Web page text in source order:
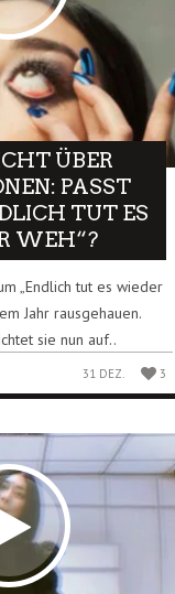
ÜBER
PASST
TUT ES
WEH“?
„Endlich tut es wieder
Jahr rausgehauen.
sie nun auf..
31 DEZ. 3